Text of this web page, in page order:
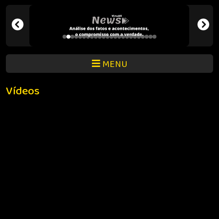
MENU
Vídeos